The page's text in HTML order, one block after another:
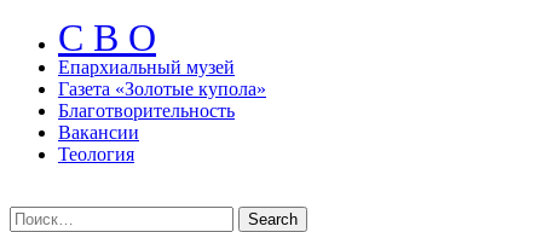
С В О
Епархиальный музeй
Газета «Золотые купола»
Благотворительность
Вакансии
Теология